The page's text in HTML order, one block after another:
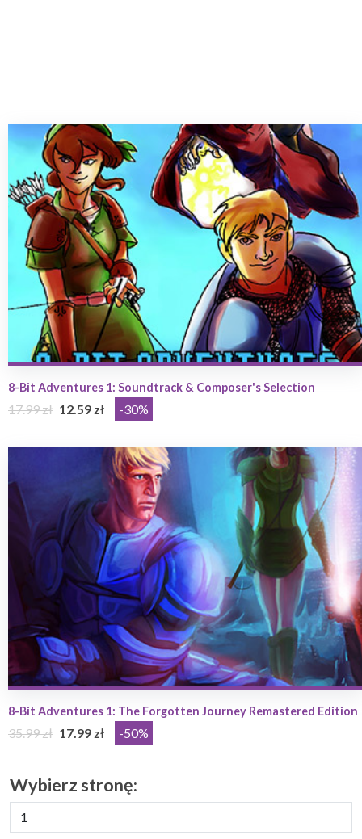
8-Bit Adventures 1: Soundtrack & Composer's Selection
17.99 zł 12.59 zł -30%
8-Bit Adventures 1: The Forgotten Journey Remastered Edition
35.99 zł 17.99 zł -50%
Wybierz stronę: